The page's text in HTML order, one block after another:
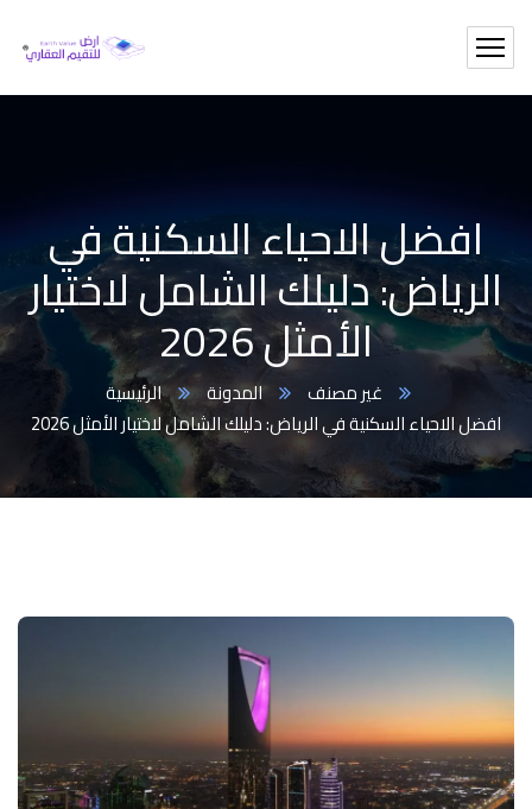
افضل الاحياء السكنية في
الرياض: دليلك الشامل لاختيار
الأمثل 2026
الرئيسية المدونة
غير مصنف
افضل الاحياء السكنية في الرياض: دليلك الشامل لاختيار الأمثل 2026